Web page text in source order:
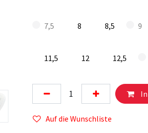
7,5 8 8,5 9
11,5 12 12,5
Auf die Wunschliste